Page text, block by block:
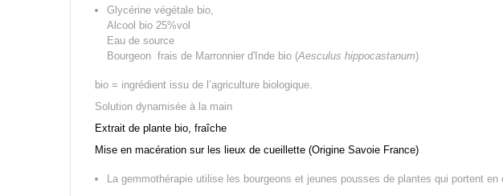
Glycérine végétale bio,
Alcool bio 25%vol
Eau de source
Bourgeon frais de Marronnier d'Inde bio (Aesculus hippocastanum)
bio = ingrédient issu de l’agriculture biologique.
Solution dynamisée à la main
Extrait de plante bio, fraîche
Mise en macération sur les lieux de cueillette (Origine Savoie France)
La gemmothérapie utilise les bourgeons et jeunes pousses de plantes qui portent